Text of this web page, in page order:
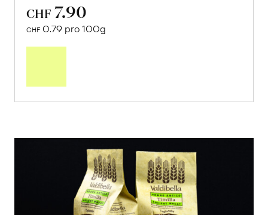
CHF 7.90
CHF 0.79 pro 100g